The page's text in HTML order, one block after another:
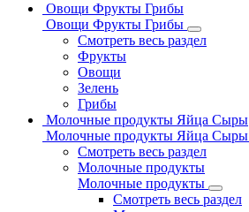
Овощи Фрукты Грибы
Овощи Фрукты Грибы
Смотреть весь раздел
Фрукты
Овощи
Зелень
Грибы
Молочные продукты Яйца Сыры
Молочные продукты Яйца Сыры
Смотреть весь раздел
Молочные продукты
Молочные продукты
Смотреть весь раздел